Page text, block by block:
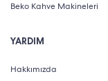
Beko Kahve Makineleri
YARDIM
Hakkımızda